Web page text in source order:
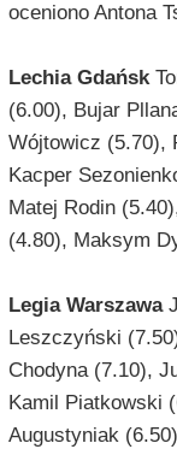
oceniono Antona
Lechia Gdańsk
(6.00), Bujar
Wójtowicz (5.70),
Kacper
Matej Rodin
(4.80), Maksym
Legia Warszawa
Leszczyński
Chodyna (7.10),
Kamil Piatkowski
Augustyniak